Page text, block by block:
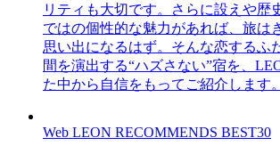
リティも大切です。さらに設えや歴
ではの個性的な魅力があれば、旅は
思い出になるはず。そんな恋するふ
間を演出する“ハズさない”宿を、
た中から自信をもってご紹介します。
Web LEON RECOMMENDS BEST30